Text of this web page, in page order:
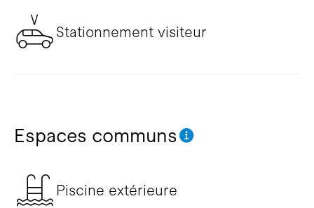
Stationnement visiteur
Espaces communs
Piscine extérieure